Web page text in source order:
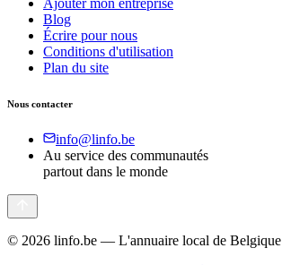
Blog
Écrire pour nous
Conditions d'utilisation
Plan du site
Nous contacter
info@linfo.be
Au service des communautés
partout dans le monde
© 2026 linfo.be — L'annuaire local de Belgique